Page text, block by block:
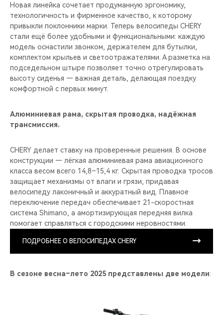
Новая линейка сочетает продуманную эргономику,
технологичность и фирменное качество, к которому
привыкли поклонники марки. Теперь велосипеды CHERY
стали ещё более удобными и функциональными: каждую
модель оснастили звонком, держателем для бутылки,
комплектом крыльев и светоотражателями. А разметка на
подседельном штыре позволяет точно отрегулировать
высоту сиденья — важная деталь, делающая поездку
комфортной с первых минут.
Алюминиевая рама, скрытая проводка, надёжная
трансмиссия.
CHERY делает ставку на проверенные решения. В основе
конструкции — лёгкая алюминиевая рама авиационного
класса весом всего 14,8–15,4 кг. Скрытая проводка тросов
защищает механизмы от влаги и грязи, придавая
велосипеду лаконичный и аккуратный вид. Плавное
переключение передач обеспечивает 21-скоростная
система Shimano, а амортизирующая передняя вилка
помогает справляться с городскими неровностями.
ПОДРОБНЕЕ О ВЕЛОСИПЕДАХ CHERY
В сезоне весна–лето 2025 представлены две модели: